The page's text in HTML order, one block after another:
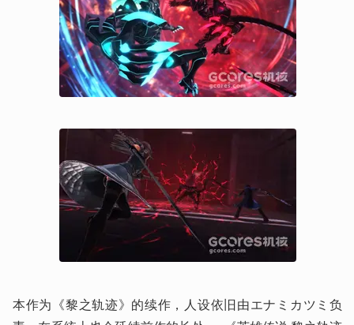
本作为《黎之轨迹》的续作，人设依旧由エナミカツミ负